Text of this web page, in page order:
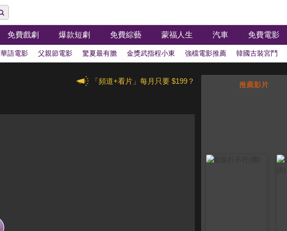
免費戲劇 爆款短劇 免費綜藝 蒙福人生 汽車 免費電影
華語電影 父親節電影 驚夏最有膽 金獎武指程小東 強檔電影推薦 韓國古裝宮鬥
「頻道+看片」每月只要 $199？ 推薦影片